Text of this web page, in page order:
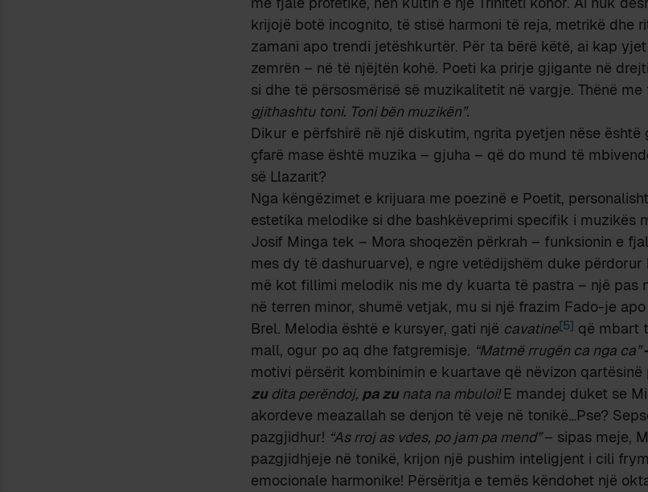
krijojë botë incognito, të stisë harmoni të reja, metrikë dhe
zamani apo trendi jetëshkurtër. Për ta bërë këtë, ai kap
zemrën – në të njëjtën kohë. Poeti ka prirje gjigante në
si dhe të përsosmërisë së muzikalitetit në vargje. Thënë me
gjithashtu toni. Toni bën muzikën”.
Dikur e përfshirë në një diskutim, ngrita pyetjen nëse
çfarë mase është muzika – gjuha – që do mund të
së Llazarit?
Nga këngëzimet e krijuara me poezinë e Poetit,
estetika melodike si dhe bashkëveprimi specifik i muzikës
Josif Minga tek – Mora shoqezën përkrah – funksionin e
mes dy të dashuruarve), e ngre vetëdijshëm duke
më kot fillimi melodik nis me dy kuarta të pastra – një pas
në terren minor, shumë vetjak, mu si një frazim Fado-je
Brel. Melodia është e kursyer, gati një cavatine[5] që mbart
mall, ogur po aq dhe fatgremisje. “Matmë rrugën ca nga ca”
motivi përsërit kombinimin e kuartave që nëvizon qartësinë
zu dita perëndoj, pa zunata na mbuloi!E mandej duket se
akordeve meazallah se denjon të veje në tonikë…Pse?
pazgjidhur! “As rroj as vdes, po jam pa mend”– sipas meje,
pazgjidhjeje në tonikë, krijon një pushim inteligjent i cili
emocionale harmonike! Përsëritja e temës këndohet një